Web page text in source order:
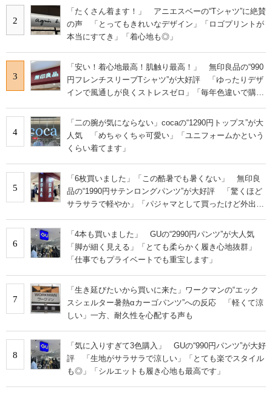
2
「たくさん着ます！」 アニエスベーの“Tシャツ”に絶賛
の声 「とってもきれいなデザイン」「ロゴプリントが
本当にすてき」「着心地も◎」
3
「安い！着心地最高！肌触り最高！」 無印良品の“990
円フレンチスリーブTシャツ”が大好評 「ゆったりデザ
インで風通しが良くストレスゼロ」「毎年色違いで購入
4
「二の腕が気にならない」cocaの“1290円トップス”が大
人気 「めちゃくちゃ可愛い」「ユニフォームかという
くらい着てます」
5
「6枚買いました」「この酷暑でも暑くない」 無印良
品の“1990円サテンロングパンツ”が大好評 「驚くほど
サラサラで軽やか」「パジャマとして買ったけど外出用
6
「4本も買いました」 GUの“2990円パンツ”が大人気
「脚が細く見える」「とても柔らかく履き心地抜群」
「仕事でもプライベートでも重宝します」
7
「生き延びたいから買いに来た」ワークマンの“エック
スシェルター暑熱αカーゴパンツ”への反応 「軽くて涼
しい」一方、耐久性を心配する声も
8
「気に入りすぎて3色購入」 GUの“990円パンツ”が大好
評 「生地がサラサラで涼しい」「とても楽でスタイル
も◎」「シルエットも履き心地も最高です」